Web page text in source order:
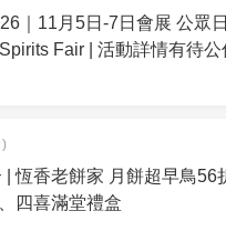
｜11月5日-7日會展 公眾
Fair | 活動詳情有待公
恆香老餅家 月餅超早鳥56
四喜滿堂禮盒